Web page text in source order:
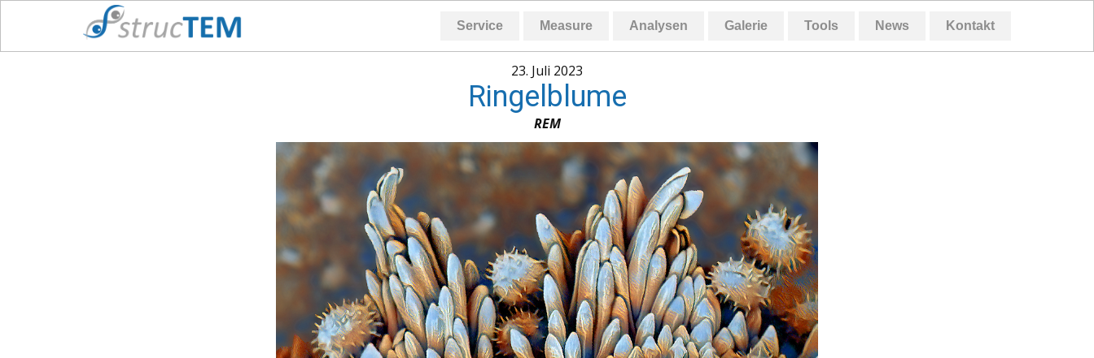
Service Measure Analysen Galerie Tools News Kontakt
23. Juli 2023
Ringelblume
REM